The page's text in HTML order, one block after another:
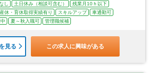
し
土日休み（相談可含む）
残業月10ｈ以下
産休・育休取得実績有り スキルアップ
車通勤可
夏～秋入職可 管理職候補
見る この求人に興味がある